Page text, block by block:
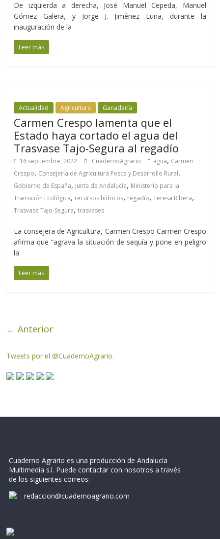
De izquierda a derecha, José Manuel Cepeda, Manuel
Gómez Galera, y Jorge J. Jiménez Luna, durante la
inauguración de la
Leer más
Actualidad Agricultura Ganadería
Carmen Crespo lamenta que el
Estado haya cortado el agua del
Trasvase Tajo-Segura al regadío
16 septiembre, 2022 CuadernoAgrario agua, Carmen
Crespo, Consejería de Agricultura Pesca y Desarrollo Rural,
Gobierno de España, Junta de Andalucía, Ministerio para la
Transición Ecológica, recursos hídricos, regadío,Teresa Ribera,
Trasvase Tajo-Segura,trasvases
La consejera de Agricultura, Carmen Crespo Carmen Crespo
afirma que “agrava la situación de sequía y pone en peligro
la
Leer más
← Anterior
Tweets por el @CuadernoAgrario.
Cuaderno Agrario es una producción de Andalucía
Multimedia s.l. Puede contactar con nosotros a través
de los siguientes correos:
redaccion@cuadernoagrario.com